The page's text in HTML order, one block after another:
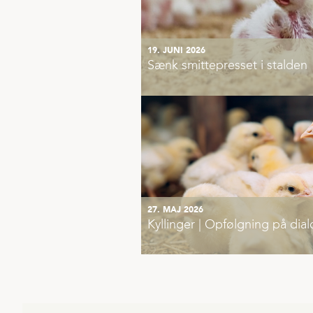
19. JUNI 2026
Sænk smittepresset i stalden
27. MAJ 2026
Kyllinger | Opfølgning på